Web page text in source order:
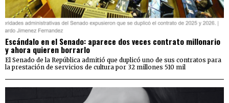
Escándalo en el Senado: aparece dos veces contrato millonario
y ahora quieren borrarlo
El Senado de la República admitió que duplicó uno de sus contratos para
la prestación de servicios de cultura por 32 millones 510 mil